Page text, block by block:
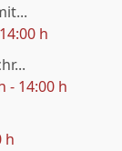
14:00 h
- 14:00 h
h